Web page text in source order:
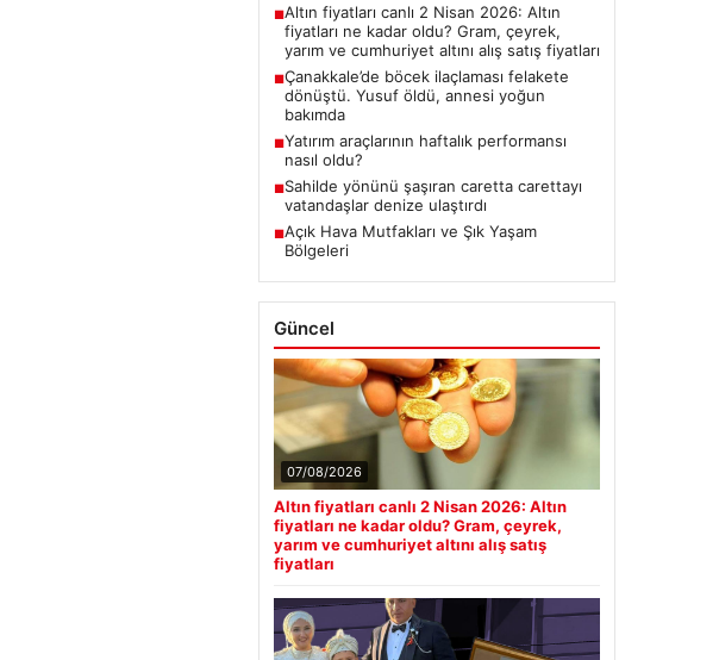
■Altın fiyatları canlı 2 Nisan 2026: Altın
fiyatları ne kadar oldu? Gram, çeyrek,
yarım ve cumhuriyet altını alış satış fiyatları
■Çanakkale’de böcek ilaçlaması felakete
dönüştü. Yusuf öldü, annesi yoğun
bakımda
■Yatırım araçlarının haftalık performansı
nasıl oldu?
■Sahilde yönünü şaşıran caretta carettayı
vatandaşlar denize ulaştırdı
■Açık Hava Mutfakları ve Şık Yaşam
Bölgeleri
Güncel
07/08/2026
Altın fiyatları canlı 2 Nisan 2026: Altın
fiyatları ne kadar oldu? Gram, çeyrek,
yarım ve cumhuriyet altını alış satış
fiyatları